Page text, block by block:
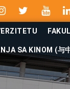
SA KINOM (与